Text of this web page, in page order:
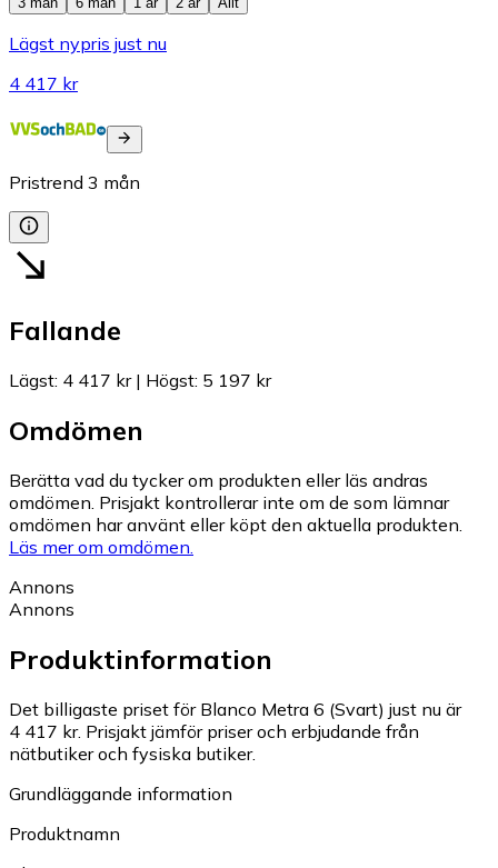
Lägst nypris just nu
4 417 kr
Pristrend 3 mån
Fallande
Lägst: 4 417 kr| Högst: 5 197 kr
Omdömen
Berätta vad du tycker om produkten eller läs andras
omdömen. Prisjakt kontrollerar inte om de som lämnar
omdömen har använt eller köpt den aktuella produkten.
Läs mer om omdömen.
Annons
Annons
Produktinformation
Det billigaste priset för Blanco Metra 6 (Svart) just nu är
4 417 kr. Prisjakt jämför priser och erbjudande från
nätbutiker och fysiska butiker.
Grundläggande information
Produktnamn